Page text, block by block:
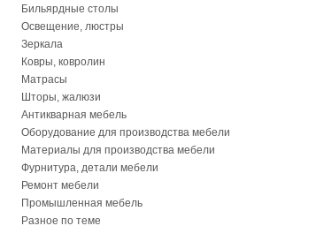
Бильярдные столы
Освещение, люстры
Зеркала
Ковры, ковролин
Матрасы
Шторы, жалюзи
Антикварная мебель
Оборудование для производства мебели
Материалы для производства мебели
Фурнитура, детали мебели
Ремонт мебели
Промышленная мебель
Разное по теме